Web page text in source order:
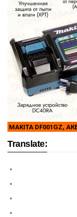
MAKITA DF001GZ,
Translate: